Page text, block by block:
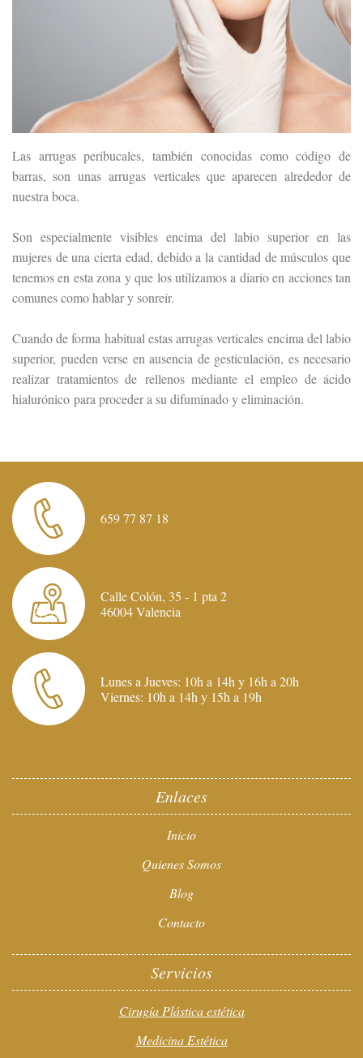
Las arrugas peribucales, también conocidas como código de
barras, son unas arrugas verticales que aparecen alrededor de
nuestra boca.
Son especialmente visibles encima del labio superior en las
mujeres de una cierta edad, debido a la cantidad de músculos que
tenemos en esta zona y que los utilizamos a diario en acciones tan
comunes como hablar y sonreír.
Cuando de forma habitual estas arrugas verticales encima del labio
superior, pueden verse en ausencia de gesticulación, es necesario
realizar tratamientos de rellenos mediante el empleo de ácido
hialurónico para proceder a su difuminado y eliminación.
659 77 87 18
Calle Colón, 35 - 1 pta 2
46004 Valencia
Lunes a Jueves: 10h a 14h y 16h a 20h
Viernes: 10h a 14h y 15h a 19h
Enlaces
Inicio
Quienes Somos
Blog
Contacto
Servicios
Cirugía Plástica estética
Medicina Estética